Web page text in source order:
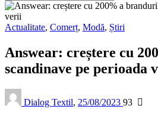
Actualitate, Comerț, Modă, Știri
Answear: creștere cu
scandinave pe perioada
Dialog Textil, 25/08/2023 93